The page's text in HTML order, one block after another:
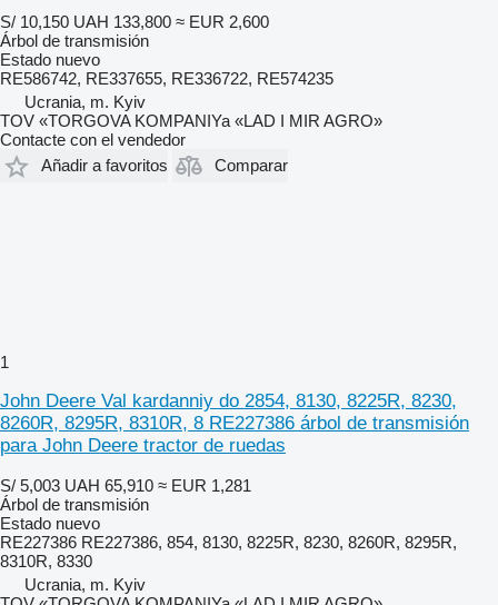
S/ 10,150 UAH 133,800 ≈ EUR 2,600
Árbol de transmisión
Estado nuevo
RE586742, RE337655, RE336722, RE574235
Ucrania, m. Kyiv
TOV «TORGOVA KOMPANIYa «LAD I MIR AGRO»
Contacte con el vendedor
Añadir a favoritos
Comparar
1
John Deere Val kardanniy do 2854, 8130, 8225R, 8230,
8260R, 8295R, 8310R, 8 RE227386 árbol de transmisión
para John Deere tractor de ruedas
S/ 5,003 UAH 65,910 ≈ EUR 1,281
Árbol de transmisión
Estado nuevo
RE227386 RE227386, 854, 8130, 8225R, 8230, 8260R, 8295R,
8310R, 8330
Ucrania, m. Kyiv